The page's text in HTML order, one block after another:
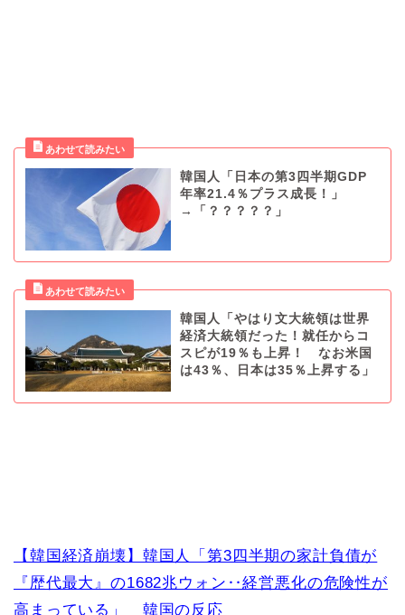
韓国人「日本の第3四半期GDP
年率21.4％プラス成長！」
→「？？？？？」
韓国人「やはり文大統領は世界
経済大統領だった！就任からコ
スピが19％も上昇！ なお米国
は43％、日本は35％上昇する」
【韓国経済崩壊】韓国人「第3四半期の家計負債が
『歴代最大』の1682兆ウォン‥経営悪化の危険性が
高まっている」 韓国の反応